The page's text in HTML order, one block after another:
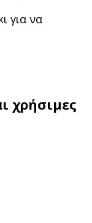
για να
χρήσιμες